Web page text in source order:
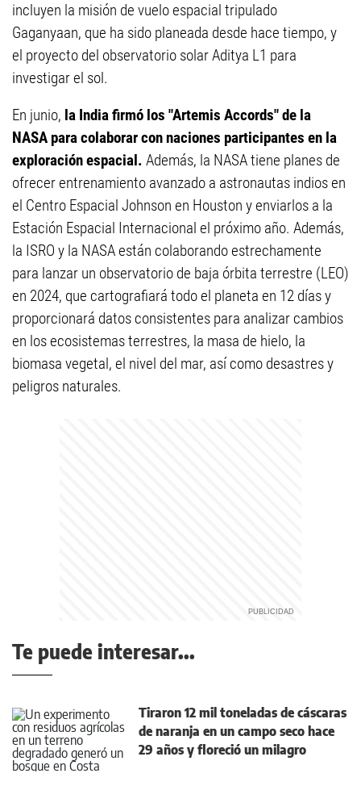
incluyen la misión de vuelo espacial tripulado
Gaganyaan, que ha sido planeada desde hace tiempo, y
el proyecto del observatorio solar Aditya L1 para
investigar el sol.
En junio, la India firmó los "Artemis Accords" de la
NASA para colaborar con naciones participantes en la
exploración espacial. Además, la NASA tiene planes de
ofrecer entrenamiento avanzado a astronautas indios en
el Centro Espacial Johnson en Houston y enviarlos a la
Estación Espacial Internacional el próximo año. Además,
la ISRO y la NASA están colaborando estrechamente
para lanzar un observatorio de baja órbita terrestre (LEO)
en 2024, que cartografiará todo el planeta en 12 días y
proporcionará datos consistentes para analizar cambios
en los ecosistemas terrestres, la masa de hielo, la
biomasa vegetal, el nivel del mar, así como desastres y
peligros naturales.
Te puede interesar...
Tiraron 12 mil toneladas de cáscaras
de naranja en un campo seco hace
29 años y floreció un milagro